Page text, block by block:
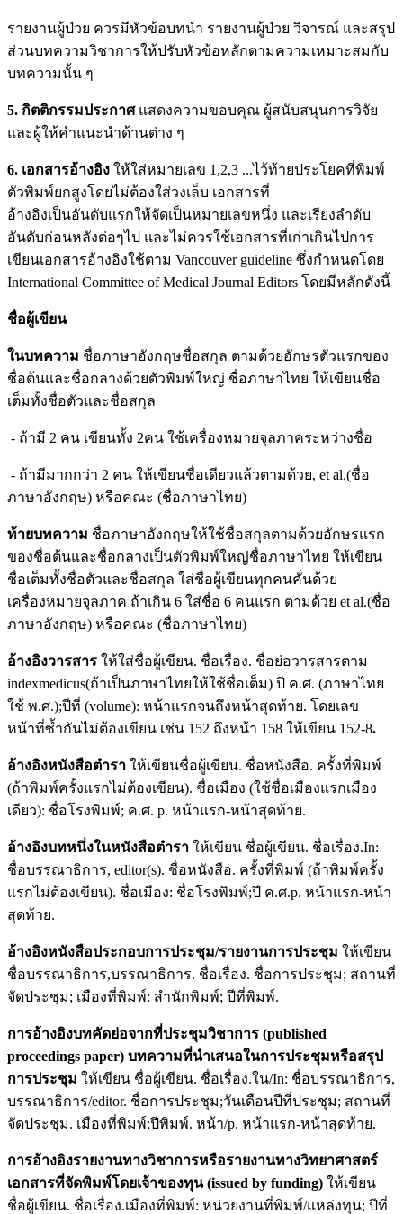
รายงานผู้ป่วย ควรมีหัวข้อบทนำ รายงานผู้ป่วย วิจารณ์ และสรุป
ส่วนบทความวิชาการให้ปรับหัวข้อหลักตามความเหมาะสมกับ
บทความนั้น ๆ
5. กิตติกรรมประกาศ แสดงความขอบคุณ ผู้สนับสนุนการวิจัย
และผู้ให้คำแนะนำด้านต่าง ๆ
6. เอกสารอ้างอิง ให้ใส่หมายเลข 1,2,3 ...ไว้ท้ายประโยคที่พิมพ์
ตัวพิมพ์ยกสูงโดยไม่ต้องใส่วงเล็บ เอกสารที่
อ้างอิงเป็นอันดับแรกให้จัดเป็นหมายเลขหนึ่ง และเรียงลำดับ
อันดับก่อนหลังต่อๆไป และไม่ควรใช้เอกสารที่เก่าเกินไปการ
เขียนเอกสารอ้างอิงใช้ตาม Vancouver guideline ซึ่งกำหนดโดย
International Committee of Medical Journal Editors โดยมีหลักดังนี้
ชื่อผู้เขียน
ในบทความ ชื่อภาษาอังกฤษชื่อสกุล ตามด้วยอักษรตัวแรกของ
ชื่อต้นและชื่อกลางด้วยตัวพิมพ์ใหญ่ ชื่อภาษาไทย ให้เขียนชื่อ
เต็มทั้งชื่อตัวและชื่อสกุล
- ถ้ามี 2 คน เขียนทั้ง 2คน ใช้เครื่องหมายจุลภาคระหว่างชื่อ
- ถ้ามีมากกว่า 2 คน ให้เขียนชื่อเดียวแล้วตามด้วย, et al.(ชื่อ
ภาษาอังกฤษ) หรือคณะ (ชื่อภาษาไทย)
ท้ายบทความ ชื่อภาษาอังกฤษให้ใช้ชื่อสกุลตามด้วยอักษรแรก
ของชื่อต้นและชื่อกลางเป็นตัวพิมพ์ใหญ่ชื่อภาษาไทย ให้เขียน
ชื่อเต็มทั้งชื่อตัวและชื่อสกุล ใส่ชื่อผู้เขียนทุกคนคั่นด้วย
เครื่องหมายจุลภาค ถ้าเกิน 6 ใส่ชื่อ 6 คนแรก ตามด้วย et al.(ชื่อ
ภาษาอังกฤษ) หรือคณะ (ชื่อภาษาไทย)
อ้างอิงวารสาร ให้ใส่ชื่อผู้เขียน. ชื่อเรื่อง. ชื่อย่อวารสารตาม
indexmedicus(ถ้าเป็นภาษาไทยให้ใช้ชื่อเต็ม) ปี ค.ศ. (ภาษาไทย
ใช้ พ.ศ.);ปีที่ (volume): หน้าแรกจนถึงหน้าสุดท้าย. โดยเลข
หน้าที่ซ้ำกันไม่ต้องเขียน เช่น 152 ถึงหน้า 158 ให้เขียน 152-8.
อ้างอิงหนังสือตำรา ให้เขียนชื่อผู้เขียน. ชื่อหนังสือ. ครั้งที่พิมพ์
(ถ้าพิมพ์ครั้งแรกไม่ต้องเขียน). ชื่อเมือง (ใช้ชื่อเมืองแรกเมือง
เดียว): ชื่อโรงพิมพ์; ค.ศ. p. หน้าแรก-หน้าสุดท้าย.
อ้างอิงบทหนึ่งในหนังสือตำรา ให้เขียน ชื่อผู้เขียน. ชื่อเรื่อง.In:
ชื่อบรรณาธิการ, editor(s). ชื่อหนังสือ. ครั้งที่พิมพ์ (ถ้าพิมพ์ครั้ง
แรกไม่ต้องเขียน). ชื่อเมือง: ชื่อโรงพิมพ์;ปี ค.ศ.p. หน้าแรก-หน้า
สุดท้าย.
อ้างอิงหนังสือประกอบการประชุม/รายงานการประชุม ให้เขียน
ชื่อบรรณาธิการ,บรรณาธิการ. ชื่อเรื่อง. ชื่อการประชุม; สถานที่
จัดประชุม; เมืองที่พิมพ์: สำนักพิมพ์; ปีที่พิมพ์.
การอ้างอิงบทคัดย่อจากที่ประชุมวิชาการ (published
proceedings paper) บทความที่นำเสนอในการประชุมหรือสรุป
การประชุม ให้เขียน ชื่อผู้เขียน. ชื่อเรื่อง.ใน/In: ชื่อบรรณาธิการ,
บรรณาธิการ/editor. ชื่อการประชุม;วันเดือนปีที่ประชุม; สถานที่
จัดประชุม. เมืองที่พิมพ์;ปีพิมพ์. หน้า/p. หน้าแรก-หน้าสุดท้าย.
การอ้างอิงรายงานทางวิชาการหรือรายงานทางวิทยาศาสตร์
เอกสารที่จัดพิมพ์โดยเจ้าของทุน (issued by funding) ให้เขียน
ชื่อผู้เขียน. ชื่อเรื่อง.เมืองที่พิมพ์: หน่วยงานที่พิมพ์/แหล่งทุน; ปีที่